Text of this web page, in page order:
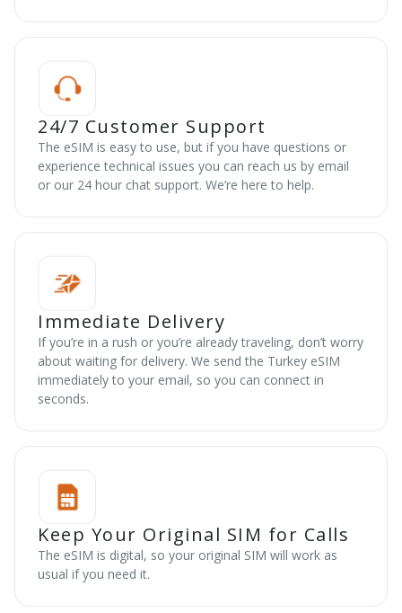
24/7 Customer Support
The eSIM is easy to use, but if you have questions or
experience technical issues you can reach us by email
or our 24 hour chat support. We’re here to help.
Immediate Delivery
If you’re in a rush or you’re already traveling, don’t worry
about waiting for delivery. We send the Turkey eSIM
immediately to your email, so you can connect in
seconds.
Keep Your Original SIM for Calls
The eSIM is digital, so your original SIM will work as
usual if you need it.